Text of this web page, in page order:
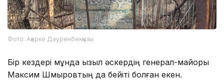
Фото: Ақерке Дәуренбекқызы
Бір кездері мұнда Қызыл әскердің генерал-майоры
Максим Шмыровтың да бейіті болған екен.